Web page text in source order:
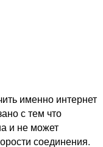
именно интернет
с тем что
и не может
соединения.